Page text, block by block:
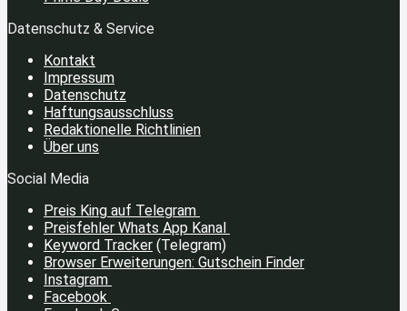
Datenschutz & Service
Kontakt
Impressum
Datenschutz
Haftungsausschluss
Redaktionelle Richtlinien
Über uns
Social Media
Preis King auf Telegram
Preisfehler Whats App Kanal
Keyword Tracker (Telegram)
Browser Erweiterungen: Gutschein Finder
Instagram
Facebook